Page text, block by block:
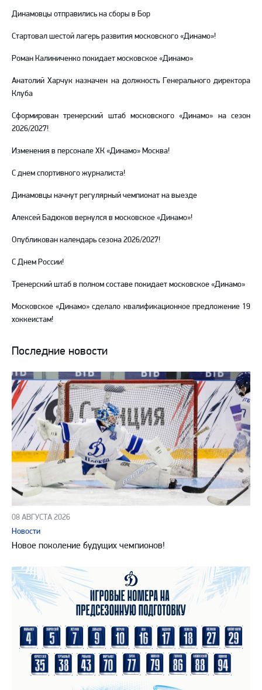
Динамовцы отправились на сборы в Бор
Стартовал шестой лагерь развития московского «Динамо»!
Роман Калиниченко покидает московское «Динамо»
Анатолий Харчук назначен на должность Генерального директора
Клуба
Сформирован тренерский штаб московского «Динамо» на сезон
2026/2027!
Изменения в персонале ХК «Динамо» Москва!
С днем спортивного журналиста!
Динамовцы начнут регулярный чемпионат на выезде
Алексей Бадюков вернулся в московское «Динамо»!
Опубликован календарь сезона 2026/2027!
С Днем России!
Тренерский штаб в полном составе покидает московское «Динамо»
Московское «Динамо» сделало квалификационное предложение 19
хоккеистам!
Последние новости
08 АВГУСТА 2026
Новости
Новое поколение будущих чемпионов!